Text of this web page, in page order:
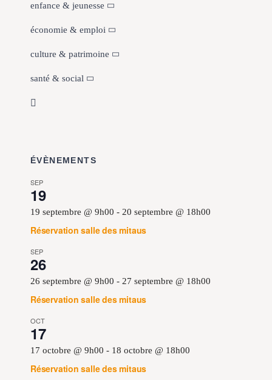
enfance & jeunesse
économie & emploi
culture & patrimoine
santé & social
ÉVÈNEMENTS
SEP
19
19 septembre @ 9h00 - 20 septembre @ 18h00
Réservation salle des mitaus
SEP
26
26 septembre @ 9h00 - 27 septembre @ 18h00
Réservation salle des mitaus
OCT
17
17 octobre @ 9h00 - 18 octobre @ 18h00
Réservation salle des mitaus